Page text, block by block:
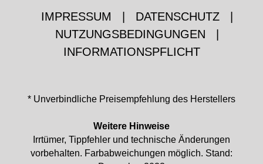
IMPRESSUM DATENSCHUTZ
NUTZUNGSBEDINGUNGEN
INFORMATIONSPFLICHT
* Unverbindliche Preisempfehlung des Herstellers
Weitere Hinweise
Irrtümer, Tippfehler und technische Änderungen
vorbehalten. Farbabweichungen möglich. Stand: